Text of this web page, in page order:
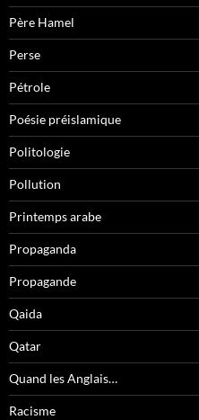
Père Hamel
Perse
Pétrole
Poésie préislamique
Politologie
Pollution
Printemps arabe
Propaganda
Propagande
Qaida
Qatar
Quand les Anglais…
Racisme